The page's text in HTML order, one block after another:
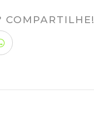
COMPARTILHE!